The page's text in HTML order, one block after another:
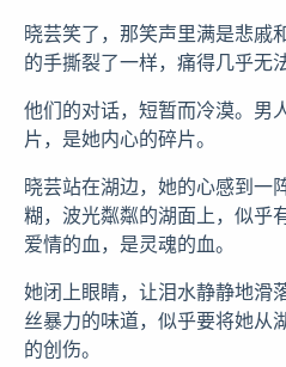
晓芸笑了，那笑声里满是悲戚
的手撕裂了一样，痛得几乎无
他们的对话，短暂而冷漠。男
片，是她内心的碎片。
晓芸站在湖边，她的心感到一
糊，波光粼粼的湖面上，似乎
爱情的血，是灵魂的血。
她闭上眼睛，让泪水静静地滑
丝暴力的味道，似乎要将她从
的创伤。